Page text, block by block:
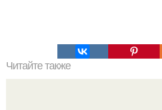
Читайте также